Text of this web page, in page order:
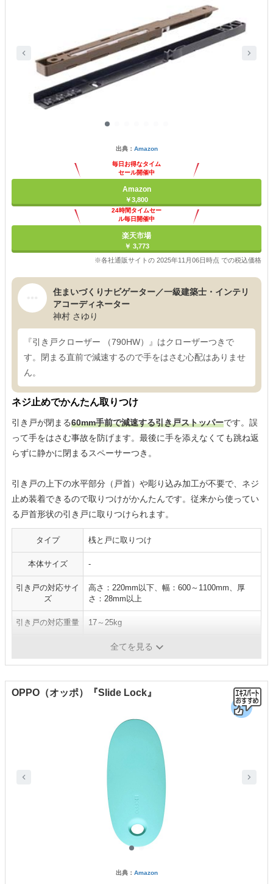
出典： Amazon
毎日お得なタイム
セール開催中
Amazon
￥3,800
24時間タイムセー
ル毎日開催中
楽天市場
￥ 3,773
※各社通販サイトの 2025年11月06日時点 での税込価格
住まいづくりナビゲーター／一級建築士・インテリ
アコーディネーター
神村 さゆり
『引き戸クローザー （790HW）』はクローザーつきで
す。閉まる直前で減速するので手をはさむ心配はありませ
ん。
ネジ止めでかんたん取りつけ
引き戸が閉まる60mm手前で減速する引き戸ストッパーです。誤
って手をはさむ事故を防げます。最後に手を添えなくても跳ね返
らずに静かに閉まるスペーサーつき。
引き戸の上下の水平部分（戸首）や彫り込み加工が不要で、ネジ
止め装着できるので取りつけがかんたんです。従来から使ってい
る戸首形状の引き戸に取りつけられます。
タイプ 桟と戸に取りつけ
本体サイズ -
引き戸の対応サイ
ズ
高さ：220mm以下、幅：600～1100mm、厚
さ：28mm以上
引き戸の対応重量 17～25kg
ネジ止め全てを見る
OPPO（オッポ）『Slide Lock』
出典： Amazon